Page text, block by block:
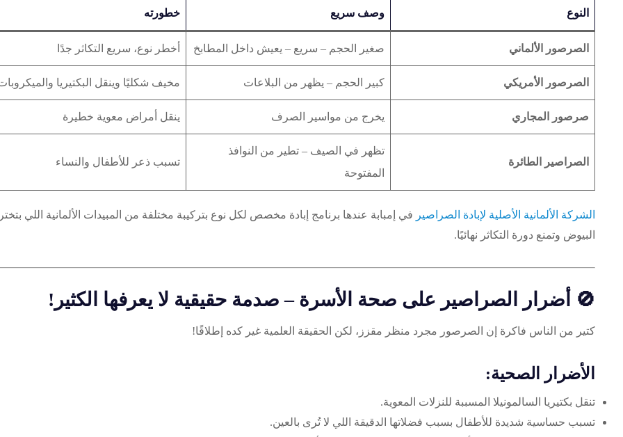
النوع وصف سريع خطورته
الصرصور الألماني صغير الحجم – سريع – يعيش داخل المطابخ أخطر نوع، سريع التكاثر جدًا
الصرصور الأمريكي كبير الحجم – يظهر من البلاعات مخيف شكليًا وينقل البكتيريا
صرصور المجاري يخرج من مواسير الصرف ينقل أمراض معوية خطيرة
الصراصير الطائرة
تظهر في الصيف – تطير من النوافذ
المفتوحة
تسبب ذعر للأطفال والنساء
الشركة الألمانية الأصلية لإبادة الصراصير في إمبابة عندها برنامج إبادة مخصص لكل نوع بتركيبة مختلفة من المبيدات الألمانية اللي
البيوض وتمنع دورة التكاثر نهائيًا.
🚫 أضرار الصراصير على صحة الأسرة – صدمة حقيقية لا يعرفها الكثير!
كتير من الناس فاكرة إن الصرصور مجرد منظر مقزز، لكن الحقيقة العلمية غير كده إطلاقًا!
الأضرار الصحية:
تنقل بكتيريا السالمونيلا المسببة للنزلات المعوية.
تسبب حساسية شديدة للأطفال بسبب فضلاتها الدقيقة اللي لا تُرى بالعين.